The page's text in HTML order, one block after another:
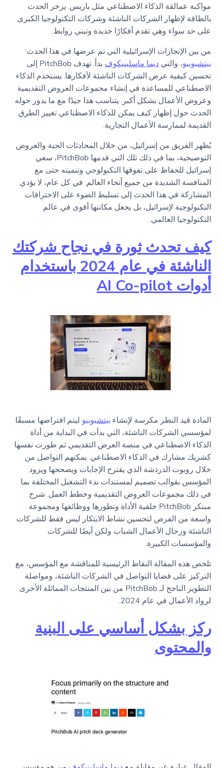
مواكبة عمالقة الذكاء الاصطناعي مثل باريس. يزخر الحدث
بالطاقة لإظهار الشركات الناشئة وشركات التكنولوجيا الكبرى
على حد سواء وهي تقدم أفكارًا جديدة وتبني روابط.
من بين الإنجازات الإسرائيلية التي تم عرضها في هذا الحدث:
بيتشبوبيو، والتي ديما ماسلينيكوف
بدأ. تهدف PitchBob إلى
تحسين كيفية عرض الشركات الناشئة لأفكارها. يستخدم الذكاء
الاصطناعي للمساعدة في إنشاء مجموعات العروض التقديمية
وعروض الأعمال بشكل أكبر. يتناسب هذا جيدًا مع ما يدور حوله
الحدث حول إظهار كيف يمكن للذكاء الاصطناعي تغيير الطرق
القديمة لممارسة الأعمال التجارية.
يُظهر الفريق من إسرائيل، من خلال المحادثات الحية والعروض
التوضيحية، بما في ذلك تلك التي قدمها PitchBob، سعي
إسرائيل للحفاظ على تفوقها التكنولوجي وتنميته حتى مع
المنافسة الشديدة من جميع أنحاء العالم. في كل عام، لا يؤدي
المشاركة في هذا الحدث إلى تسليط الضوء على الاختراقات
التكنولوجية لإسرائيل، بل يجعل مكانتها أقوى في عالم
التكنولوجيا العالمي.
كيف تحدث ثورة في نجاح شركتك
الناشئة في عام 2024 باستخدام
أدوات AI Co-pilot
المادة قيد النظر مكرسة لإنشاء بيتشبوبيو ليتم افتراضها مسبقًا
لمؤسسي الشركات الناشئة، التي بدأت في البداية من أداة
الذكاء الاصطناعي في منصة العرض التقديمي ثم طورت نفسها
كشريك مشارك في الذكاء الاصطناعي. يمكنهم التواصل من
خلال روبوت الدردشة الذي يقترح الإجابات ويصححها ويزود
المؤسس بقوالب تصميم لمستندات بدء التشغيل المختلفة بما
في ذلك مجموعات العروض التقديمية وخطط العمل. شرح
مبتكر PitchBob خلفية الأداة وتطورها ووظائفها ومجموعة
واسعة من الفرص لتحسين نشاط الابتكار ليس فقط للشركات
الناشئة ورجال الأعمال الشباب ولكن أيضًا للشركات
والمؤسسات الكبيرة.
تلخص هذه المقالة النقاط الرئيسية للمناقشة مع المؤسس، مع
التركيز على قضايا التواصل في الشركات الناشئة، ومواصلة
التطوير الناجح لـ PitchBob من بين المنتجات المماثلة الأخرى
لرواد الأعمال في عام 2024.
ركز بشكل أساسي على البنية
والمحتوى